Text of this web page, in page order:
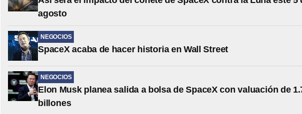
agosto
NEGOCIOS
SpaceX acaba de hacer historia en Wall Street
NEGOCIOS
Elon Musk planea salida a bolsa de SpaceX con valuación de
billones